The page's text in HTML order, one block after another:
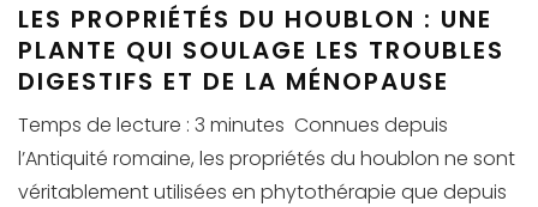
LES PROPRIÉTÉS DU HOUBLON : UNE
PLANTE QUI SOULAGE LES TROUBLES
DIGESTIFS ET DE LA MÉNOPAUSE
Temps de lecture : 3 minutes Connues depuis
l’Antiquité romaine, les propriétés du houblon ne sont
véritablement utilisées en phytothérapie que depuis